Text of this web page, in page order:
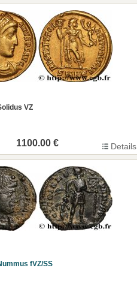
VZ
1100.00 € Details
fVZ/SS